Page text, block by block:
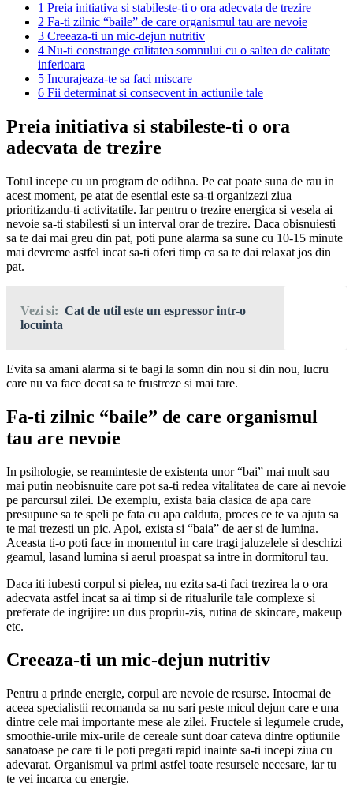
1 Preia initiativa si stabileste-ti o ora adecvata de trezire
2 Fa-ti zilnic “baile” de care organismul tau are nevoie
3 Creeaza-ti un mic-dejun nutritiv
4 Nu-ti constrange calitatea somnului cu o saltea de calitate
inferioara
5 Incurajeaza-te sa faci miscare
6 Fii determinat si consecvent in actiunile tale
Preia initiativa si stabileste-ti o ora
adecvata de trezire
Totul incepe cu un program de odihna. Pe cat poate suna de rau in
acest moment, pe atat de esential este sa-ti organizezi ziua
prioritizandu-ti activitatile. Iar pentru o trezire energica si vesela ai
nevoie sa-ti stabilesti si un interval orar de trezire. Daca obisnuiesti
sa te dai mai greu din pat, poti pune alarma sa sune cu 10-15 minute
mai devreme astfel incat sa-ti oferi timp ca sa te dai relaxat jos din
pat.
Vezi si: Cat de util este un espressor intr-o
locuinta
Evita sa amani alarma si te bagi la somn din nou si din nou, lucru
care nu va face decat sa te frustreze si mai tare.
Fa-ti zilnic “baile” de care organismul
tau are nevoie
In psihologie, se reaminteste de existenta unor “bai” mai mult sau
mai putin neobisnuite care pot sa-ti redea vitalitatea de care ai nevoie
pe parcursul zilei. De exemplu, exista baia clasica de apa care
presupune sa te speli pe fata cu apa calduta, proces ce te va ajuta sa
te mai trezesti un pic. Apoi, exista si “baia” de aer si de lumina.
Aceasta ti-o poti face in momentul in care tragi jaluzelele si deschizi
geamul, lasand lumina si aerul proaspat sa intre in dormitorul tau.
Daca iti iubesti corpul si pielea, nu ezita sa-ti faci trezirea la o ora
adecvata astfel incat sa ai timp si de ritualurile tale complexe si
preferate de ingrijire: un dus propriu-zis, rutina de skincare, makeup
etc.
Creeaza-ti un mic-dejun nutritiv
Pentru a prinde energie, corpul are nevoie de resurse. Intocmai de
aceea specialistii recomanda sa nu sari peste micul dejun care e una
dintre cele mai importante mese ale zilei. Fructele si legumele crude,
smoothie-urile mix-urile de cereale sunt doar cateva dintre optiunile
sanatoase pe care ti le poti pregati rapid inainte sa-ti incepi ziua cu
adevarat. Organismul va primi astfel toate resursele necesare, iar tu
te vei incarca cu energie.